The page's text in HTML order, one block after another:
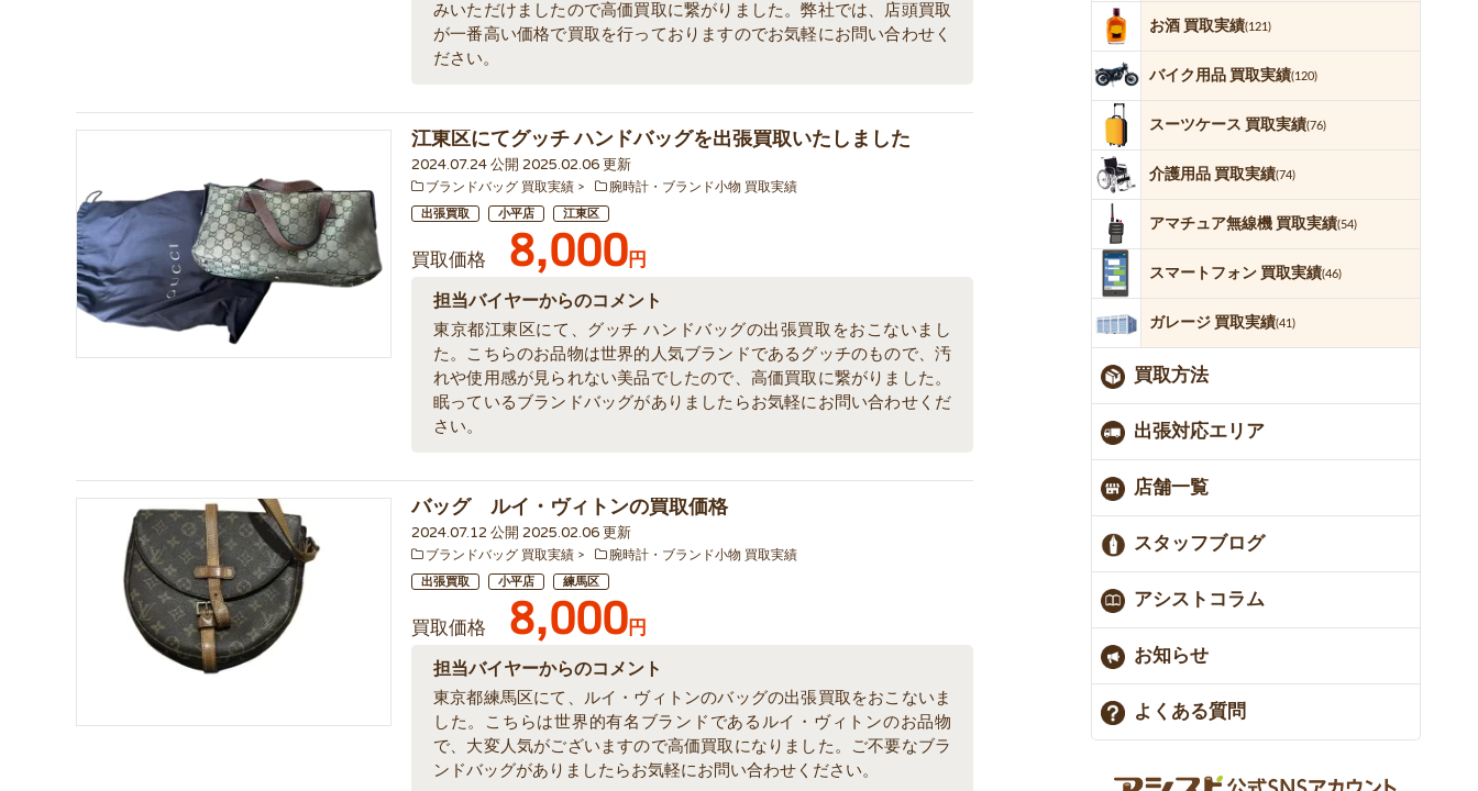
みいただけましたので高価買取に繋がりました。弊社では、店頭買取
が一番高い価格で買取を行っておりますのでお気軽にお問い合わせく
ださい。
江東区にてグッチ ハンドバッグを出張買取いたしました
2024.07.24 公開 2025.02.06 更新
ブランドバッグ 買取実績 腕時計・ブランド小物 買取実績
出張買取 小平店 江東区
買取価格 8,000円
担当バイヤーからのコメント
東京都江東区にて、グッチ ハンドバッグの出張買取をおこないまし
た。こちらのお品物は世界的人気ブランドであるグッチのもので、汚
れや使用感が見られない美品でしたので、高価買取に繋がりました。
眠っているブランドバッグがありましたらお気軽にお問い合わせくだ
さい。
バッグ ルイ・ヴィトンの買取価格
2024.07.12 公開 2025.02.06 更新
ブランドバッグ 買取実績 腕時計・ブランド小物 買取実績
出張買取 小平店 練馬区
買取価格 8,000円
担当バイヤーからのコメント
東京都練馬区にて、ルイ・ヴィトンのバッグの出張買取をおこないま
した。こちらは世界的有名ブランドであるルイ・ヴィトンのお品物
で、大変人気がございますので高価買取になりました。ご不要なブラ
ンドバッグがありましたらお気軽にお問い合わせください。
お酒 買取実績(121)
バイク用品 買取実績(120)
スーツケース 買取実績(76)
介護用品 買取実績(74)
アマチュア無線機 買取実績(54)
スマートフォン 買取実績(46)
ガレージ 買取実績(41)
買取方法
出張対応エリア
店舗一覧
スタッフブログ
アシストコラム
お知らせ
よくある質問